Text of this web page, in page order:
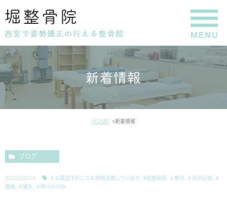
新着情報
HOME 新着情報
ブログ
2023.02.04 ＃お電話予約にてお時間調整しています #堀整骨院 ＃整体 ＃祝日診療
＃
腰痛
＃鍼灸 ＃骨のゆがみ